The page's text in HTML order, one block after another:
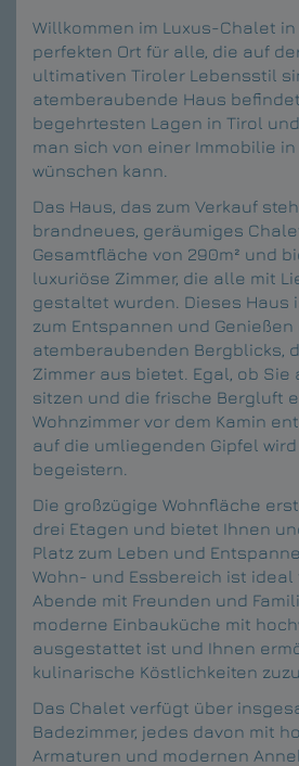
Willkommen im Luxus-Chalet in
perfekten Ort für alle, die auf
ultimativen Tiroler Lebensstil
atemberaubende Haus
begehrtesten Lagen in Tirol
man sich von einer Immobilie
wünschen kann.
Das Haus, das zum Verkauf
brandneues, geräumiges
Gesamtfläche von 290m² und
luxuriöse Zimmer, die alle mit
gestaltet wurden. Dieses Haus
zum Entspannen und Genießen
atemberaubenden Bergblicks,
Zimmer aus bietet. Egal, ob Sie
sitzen und die frische Bergluft
Wohnzimmer vor dem Kamin
auf die umliegenden Gipfel
begeistern.
Die großzügige Wohnfläche
drei Etagen und bietet Ihnen
Platz zum Leben und
Wohn- und Essbereich ist
Abende mit Freunden und
moderne Einbauküche mit
ausgestattet ist und Ihnen
kulinarische Köstlichkeiten
Das Chalet verfügt über
Badezimmer, jedes davon mit
Armaturen und modernen